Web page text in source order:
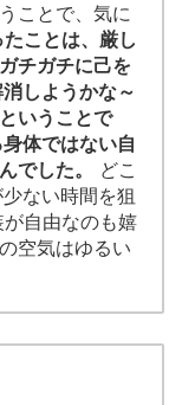
ことで、気に
ことは、厳し
チガチに己を
しようかな～
いうことで
体ではない自
でした。
どこ
ない時間を狙
自由なのも嬉
空気はゆるい